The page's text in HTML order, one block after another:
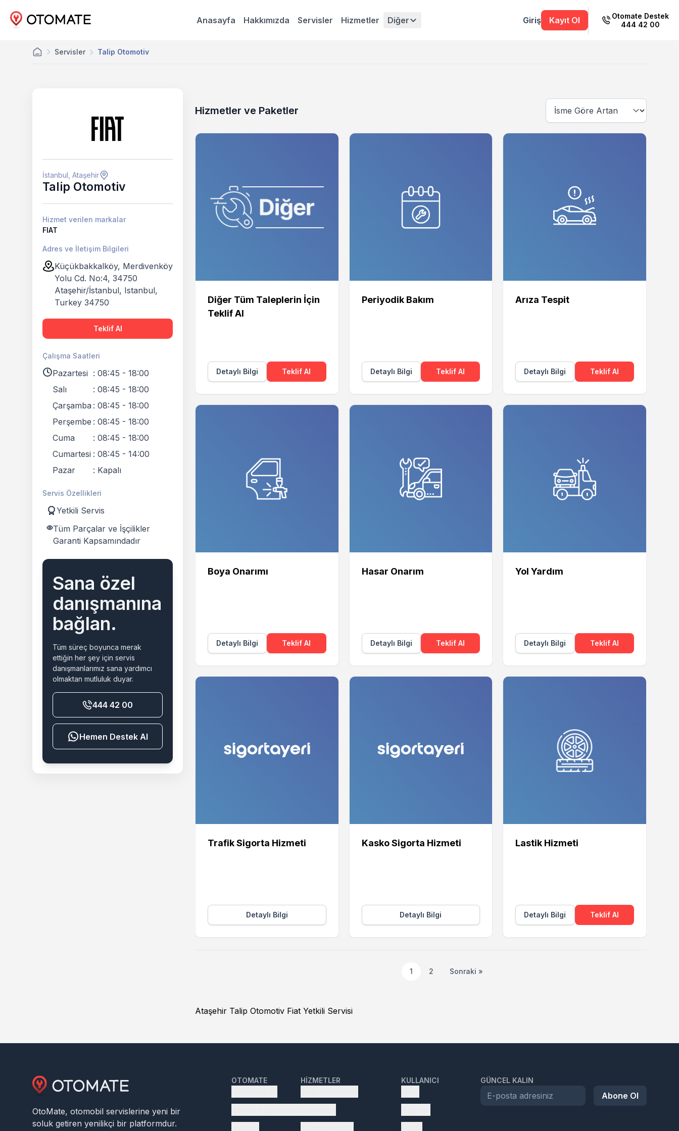
Anasayfa Hakkımızda Servisler Hizmetler Diğer Giriş Kayıt Ol
Otomate Destek
444 42 00
Servisler Talip Otomotiv
İstanbul, Ataşehir
Talip Otomotiv
Hizmet verilen markalar
FIAT
Adres ve İletişim Bilgileri
Küçükbakkalköy, Merdivenköy
Yolu Cd. No:4, 34750
Ataşehir/İstanbul, Istanbul,
Turkey 34750
Teklif Al
Çalışma Saatleri
Pazartesi : 08:45 - 18:00
Salı
: 08:45 - 18:00
Çarşamba : 08:45 - 18:00
Perşembe : 08:45 - 18:00
Cuma
: 08:45 - 18:00
Cumartesi : 08:45 - 14:00
Pazar
: Kapalı
Servis Özellikleri
Yetkili Servis
Tüm Parçalar ve İşçilikler
Garanti Kapsamındadır
Sana özel
danışmanına
bağlan.
Tüm süreç boyunca merak
ettiğin her şey için servis
danışmanlarımız sana yardımcı
olmaktan mutluluk duyar.
444 42 00
Destek Al
Hizmetler ve Paketler
Diğer Tüm Taleplerin İçin
Teklif Al
Detaylı Bilgi Teklif Al
Periyodik Bakım
Detaylı Bilgi Teklif Al
Arıza Tespit
Detaylı Bilgi Teklif Al
Boya Onarımı
Detaylı Bilgi Teklif Al
Hasar Onarım
Detaylı Bilgi Teklif Al
Yol Yardım
Detaylı Bilgi Teklif Al
Trafik Sigorta Hizmeti
Detaylı Bilgi
Kasko Sigorta Hizmeti
Detaylı Bilgi
Lastik Hizmeti
Detaylı Bilgi Teklif Al
1 2 Sonraki »
Ataşehir Talip Otomotiv Fiat Yetkili Servisi
OtoMate, otomobil servislerine yeni bir
soluk getiren yenilikçi bir platformdur.
OTOMATE HIZMETLER KULLANICI GÜNCEL KALIN
Abone Ol